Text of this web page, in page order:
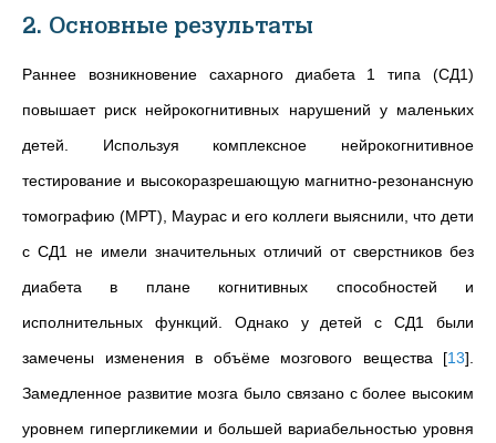
2. Основные результаты
Раннее возникновение сахарного диабета 1 типа (СД1)
повышает риск нейрокогнитивных нарушений у маленьких
детей. Используя комплексное нейрокогнитивное
тестирование и высокоразрешающую магнитно-резонансную
томографию (МРТ), Маурас и его коллеги выяснили, что дети
с СД1 не имели значительных отличий от сверстников без
диабета в плане когнитивных способностей и
исполнительных функций. Однако у детей с СД1 были
замечены изменения в объёме мозгового вещества [13]
Замедленное развитие мозга было связано с более высоким
уровнем гипергликемии и большей вариабельностью уровня